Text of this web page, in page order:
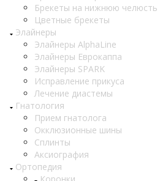
Брекеты на нижнюю челюсть
Цветные брекеты
Элайнеры
Элайнеры AlphaLine
Элайнеры Еврокаппа
Элайнеры SPARK
Исправление прикуса
Лечение диастемы
Гнатология
Прием гнатолога
Окклюзионные шины
Сплинты
Аксиография
Ортопедия